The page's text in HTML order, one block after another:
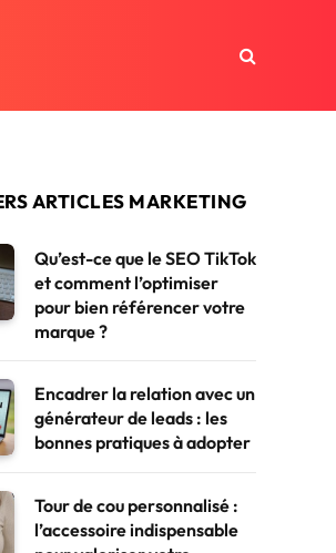
ARTICLES MARKETING
Qu’est-ce que le SEO TikTok
et comment l’optimiser
pour bien référencer votre
marque ?
Encadrer la relation avec un
générateur de leads : les
bonnes pratiques à adopter
Tour de cou personnalisé :
l’accessoire indispensable